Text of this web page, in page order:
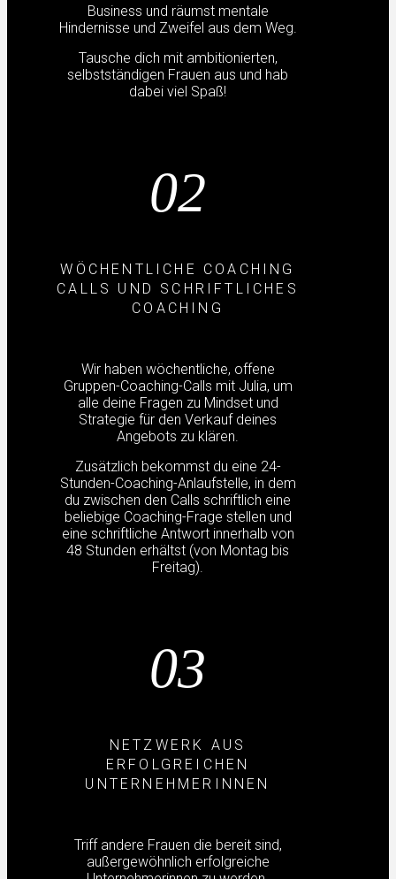
Business und räumst mentale
Hindernisse und Zweifel aus dem Weg.
Tausche dich mit ambitionierten,
selbstständigen Frauen aus und hab
dabei viel Spaß!
02
WÖCHENTLICHE COACHING
CALLS UND SCHRIFTLICHES
COACHING
Wir haben wöchentliche, offene
Gruppen-Coaching-Calls mit Julia, um
alle deine Fragen zu Mindset und
Strategie für den Verkauf deines
Angebots zu klären.
Zusätzlich bekommst du eine 24-
Stunden-Coaching-Anlaufstelle, in dem
du zwischen den Calls schriftlich eine
beliebige Coaching-Frage stellen und
eine schriftliche Antwort innerhalb von
48 Stunden erhältst (von Montag bis
Freitag).
03
NETZWERK AUS
ERFOLGREICHEN
UNTERNEHMERINNEN
Triff andere Frauen die bereit sind,
außergewöhnlich erfolgreiche